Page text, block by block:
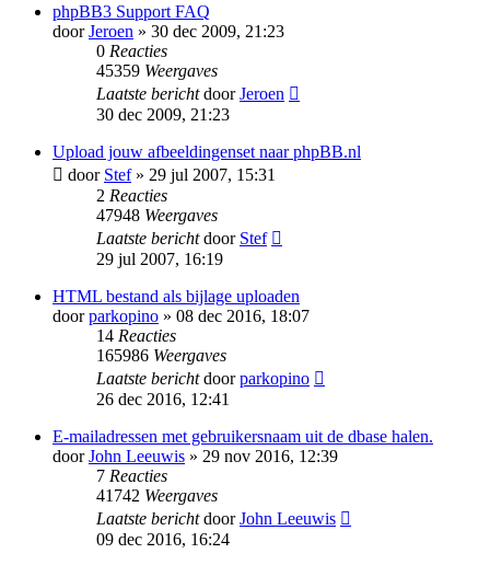
phpBB3 Support FAQ
doorJeroen » 30 dec 2009, 21:23
0 Reacties
45359 Weergaves
Laatste berichtdoorJeroen
30 dec 2009, 21:23
Upload jouw afbeeldingenset naar phpBB.nl
door Stef» 29 jul 2007, 15:31
2 Reacties
47948 Weergaves
Laatste berichtdoor Stef
29 jul 2007, 16:19
HTML bestand als bijlage uploaden
doorparkopino » 08 dec 2016, 18:07
14 Reacties
165986 Weergaves
Laatste berichtdoorparkopino
26 dec 2016, 12:41
E-mailadressen met gebruikersnaam uit de dbase halen.
doorJohn Leeuwis » 29 nov 2016, 12:39
7 Reacties
41742 Weergaves
Laatste berichtdoorJohn Leeuwis
09 dec 2016, 16:24